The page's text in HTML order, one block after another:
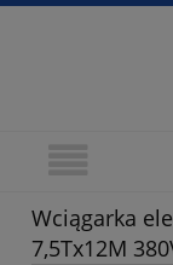
Wciągarka
7,5Tx12M